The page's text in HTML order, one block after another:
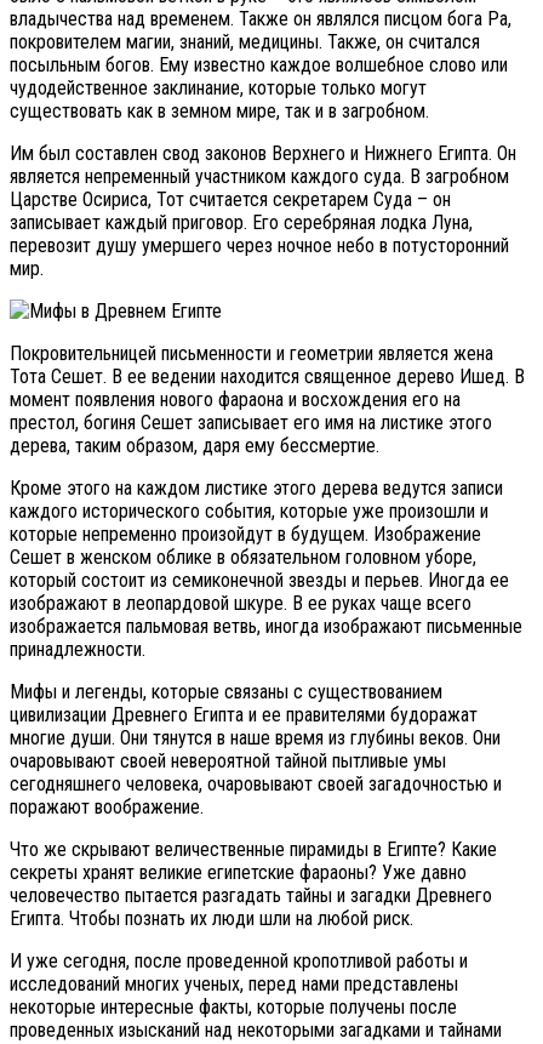
владычества над временем. Также он являлся писцом бога Ра,
покровителем магии, знаний, медицины. Также, он считался
посыльным богов. Ему известно каждое волшебное слово или
чудодейственное заклинание, которые только могут
существовать как в земном мире, так и в загробном.
Им был составлен свод законов Верхнего и Нижнего Египта. Он
является непременный участником каждого суда. В загробном
Царстве Осириса, Тот считается секретарем Суда – он
записывает каждый приговор. Его серебряная лодка Луна,
перевозит душу умершего через ночное небо в потусторонний
мир.
Покровительницей письменности и геометрии является жена
Тота Сешет. В ее ведении находится священное дерево Ишед. В
момент появления нового фараона и восхождения его на
престол, богиня Сешет записывает его имя на листике этого
дерева, таким образом, даря ему бессмертие.
Кроме этого на каждом листике этого дерева ведутся записи
каждого исторического события, которые уже произошли и
которые непременно произойдут в будущем. Изображение
Сешет в женском облике в обязательном головном уборе,
который состоит из семиконечной звезды и перьев. Иногда ее
изображают в леопардовой шкуре. В ее руках чаще всего
изображается пальмовая ветвь, иногда изображают письменные
принадлежности.
Мифы и легенды, которые связаны с существованием
цивилизации Древнего Египта и ее правителями будоражат
многие души. Они тянутся в наше время из глубины веков. Они
очаровывают своей невероятной тайной пытливые умы
сегодняшнего человека, очаровывают своей загадочностью и
поражают воображение.
Что же скрывают величественные пирамиды в Египте? Какие
секреты хранят великие египетские фараоны? Уже давно
человечество пытается разгадать тайны и загадки Древнего
Египта. Чтобы познать их люди шли на любой риск.
И уже сегодня, после проведенной кропотливой работы и
исследований многих ученых, перед нами представлены
некоторые интересные факты, которые получены после
проведенных изысканий над некоторыми загадками и тайнами